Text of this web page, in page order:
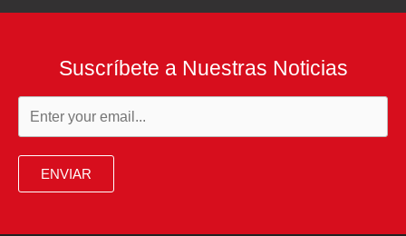
Suscríbete a Nuestras Noticias
ENVIAR